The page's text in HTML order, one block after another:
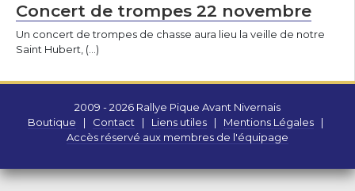
Concert de trompes 22 novembre
Un concert de trompes de chasse aura lieu la veille de notre
Saint Hubert, (…)
2009 - 2026 Rallye Pique Avant Nivernais
Boutique
| Contact | Liens utiles | Mentions Légales
|
Accès réservé aux membres de l'équipage